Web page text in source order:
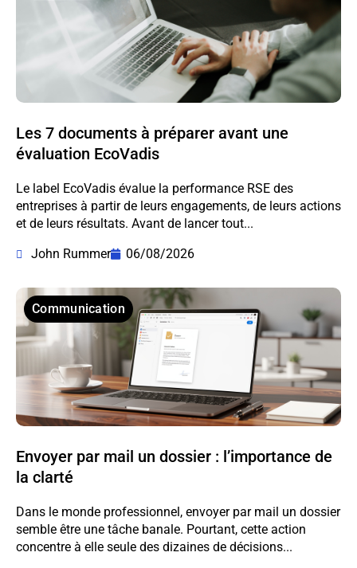
Les 7 documents à préparer avant une
évaluation EcoVadis
Le label EcoVadis évalue la performance RSE des
entreprises à partir de leurs engagements, de leurs actions
et de leurs résultats. Avant de lancer tout...
John Rummer
06/08/2026
Communication
Envoyer par mail un dossier : l’importance de
la clarté
Dans le monde professionnel, envoyer par mail un dossier
semble être une tâche banale. Pourtant, cette action
concentre à elle seule des dizaines de décisions...